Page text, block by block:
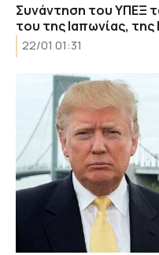
Συνάντηση του ΥΠΕΞ
του της Ιαπωνίας, της
22/01 01:31